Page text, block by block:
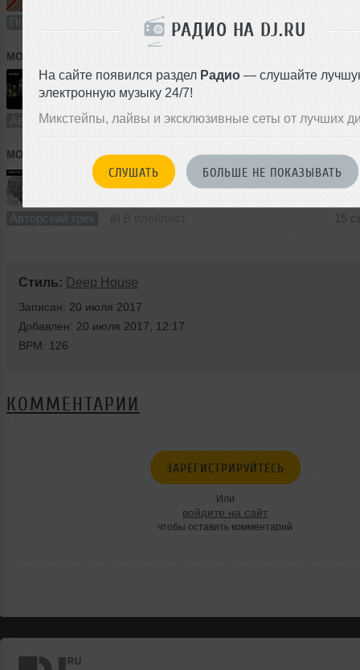
РАДИО НА DJ.RU
На сайте появился раздел Радио — слушайте
электронную музыку 24/7!
Микстейпы, лайвы и эксклюзивные сеты от лучших
СЛУШАТЬ БОЛЬШЕ НЕ ПОКАЗЫВАТЬ
Подкаст В плейлист (в 2 плейлистах)
MOUSE-P RECORDS
4:45 341 раз 24
Авторский трек В плейлист (в 4 плейлистах) 15
MOUSE-P RECORDS ➝Lykov - Spend Your Love (Radio Edit)
Авторский трек 15
Стиль: Deep House
Записан: 20 июля 2017
Добавлен: 20 июля 2017, 12:17
BPM: 126
КОММЕНТАРИИ
ЗАРЕГИСТРИРУЙТЕСЬ
Или
войдите на сайт
чтобы оставить комментарий